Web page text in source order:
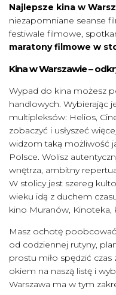
Najlepsze kina w
niezapomniane seanse
festiwale filmowe,
maratony filmowe w
Kina w Warszawie –
Wypad do kina możesz
handlowych. Wybierając
multipleksów: Helios,
zobaczyć i usłyszeć
widzom taką możliwość
Polsce. Wolisz
wnętrza, ambitny
W stolicy jest szereg
wieku idą z duchem
kino Muranów, Kinoteka,
Masz ochotę
od codziennej rutyny,
prostu miło spędzić czas
okiem na naszą listę i
Warszawa ma w tym